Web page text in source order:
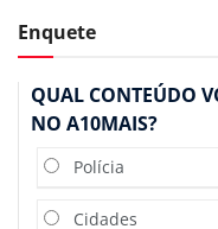
Enquete
QUAL CONTEÚDO
NO A10MAIS?
Polícia
Cidades